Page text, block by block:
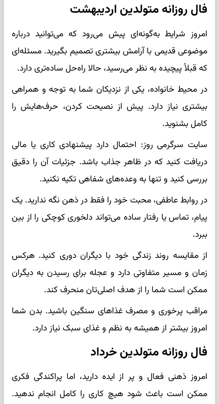
فال روزانه متولدین اردیبهشت
امروز شرایط به‌گونه‌ای پیش می‌رود که می‌توانید درباره
موضوعی قدیمی با آرامش بیشتری تصمیم بگیرید. مسئله‌ای
که قبلاً پیچیده به نظر می‌رسید، حالا راه‌حل ساده‌تری دارد.
در محیط خانواده، یکی از نزدیکان شما به توجه و همراهی
بیشتری نیاز دارد. پیش از نصیحت کردن، حرف‌هایش را
کامل بشنوید.
سایت سرگرمی روز: احتمال دارد پیشنهادی کاری یا مالی
دریافت کنید که در ظاهر جذاب باشد. جزئیات آن را دقیق
بررسی کنید و تنها به وعده‌های شفاهی تکیه نکنید.
در روابط عاطفی، محبت خود را فقط در ذهن نگه ندارید. یک
پیام، تماس یا رفتار ساده می‌تواند دلخوری کوچکی را از بین
ببرد.
از مقایسه روند زندگی خود با دیگران دوری کنید. هرکس
زمان و مسیر متفاوتی دارد و عجله برای رسیدن به دیگران
ممکن است شما را از هدف اصلی‌تان منحرف کند.
مراقب پرخوری و مصرف غذاهای سنگین باشید. بدن شما
امروز بیشتر از همیشه به نظم و غذای سبک نیاز دارد.
فال روزانه متولدین خرداد
امروز ذهنی فعال و پر از ایده دارید، اما پراکندگی فکری
ممکن است باعث شود هیچ کاری را کامل انجام ندهید.